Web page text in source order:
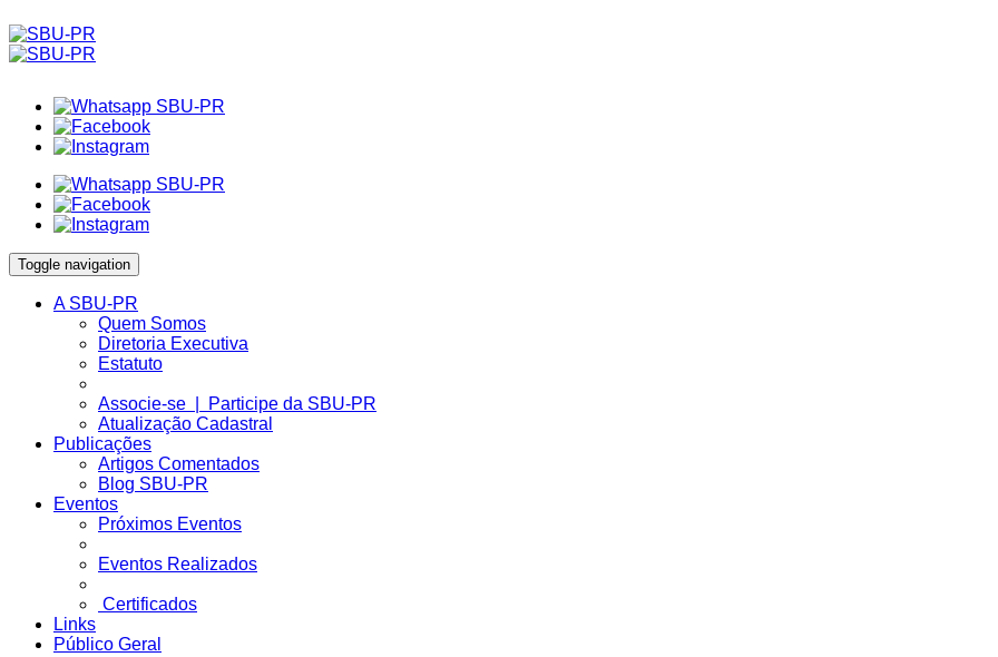
Toggle navigation
A SBU-PR
Quem Somos
Diretoria Executiva
Estatuto
Associe-se | Participe da SBU-PR
Atualização Cadastral
Publicações
Artigos Comentados
Blog SBU-PR
Eventos
Próximos Eventos
Eventos Realizados
Certificados
Links
Público Geral